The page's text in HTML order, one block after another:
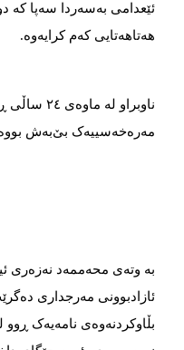
ئێعدامی بەسەردا سەپا کە
هەتاهەتایی کەم کرایەوە.
ناوبراو لە
مەرەخەسییەک بێ‌بەش
بە وتەی محەممەد نەزەری
ئازادبوونی مەرجداری
بڵاوکردنەوەی نامەیەک ڕوو